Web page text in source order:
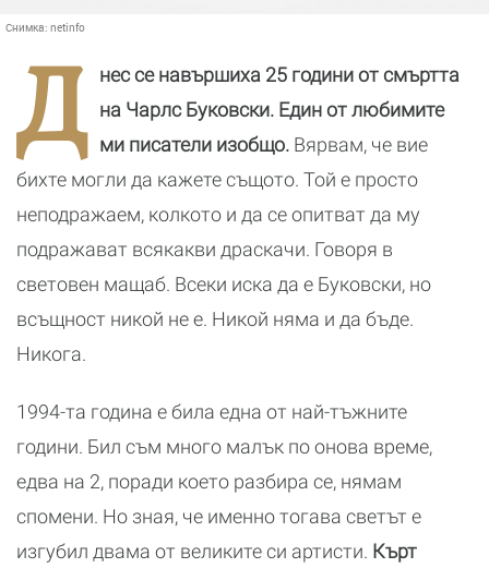
Снимка: netinfo
Д
нес се навършиха 25 години от смъртта
на Чарлс Буковски. Един от любимите
ми писатели изобщо. Вярвам, че вие
бихте могли да кажете същото. Той е просто
неподражаем, колкото и да се опитват да му
подражават всякакви драскачи. Говоря в
световен мащаб. Всеки иска да е Буковски, но
всъщност никой не е. Никой няма и да бъде.
Никога.
1994-та година е била една от най-тъжните
години. Бил съм много малък по онова време,
едва на 2, поради което разбира се, нямам
спомени. Но зная, че именно тогава светът е
изгубил двама от великите си артисти. Кърт